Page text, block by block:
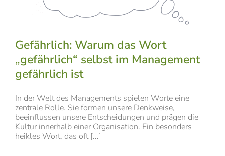
Gefährlich: Warum das Wort
„gefährlich“ selbst im Management
gefährlich ist
In der Welt des Managements spielen Worte eine
zentrale Rolle. Sie formen unsere Denkweise,
beeinflussen unsere Entscheidungen und prägen die
Kultur innerhalb einer Organisation. Ein besonders
heikles Wort, das oft [...]